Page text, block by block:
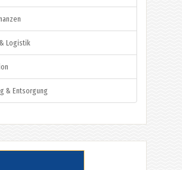
Logistik
& Entsorgung